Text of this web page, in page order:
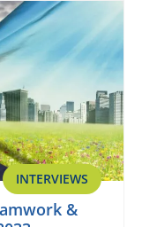
INTERVIEWS
&